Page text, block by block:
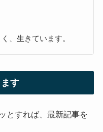
、生きています。
す
とすれば、最新記事を